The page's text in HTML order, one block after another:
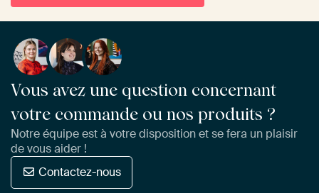
Vous avez une question concernant
votre commande ou nos produits ?
Notre équipe est à votre disposition et se fera un plaisir
de vous aider !
Contactez-nous